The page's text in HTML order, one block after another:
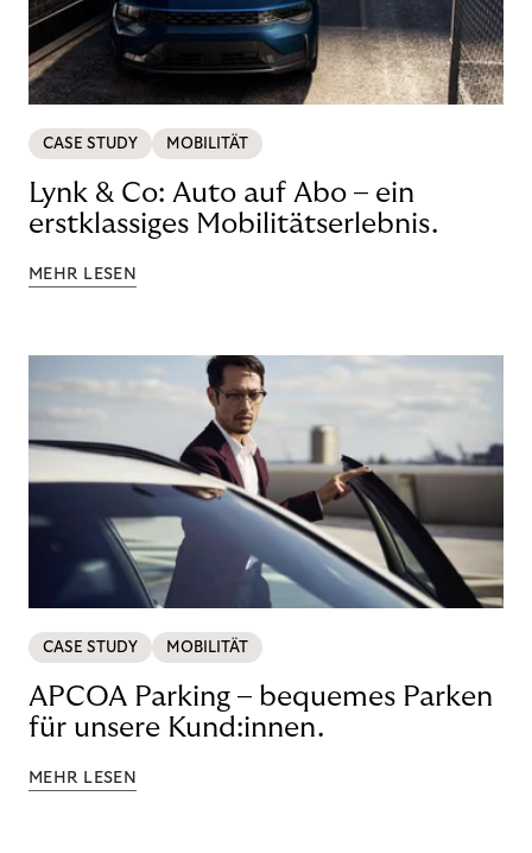
CASE STUDY MOBILITÄT
Lynk & Co: Auto auf Abo – ein
erstklassiges Mobilitätserlebnis.
MEHR LESEN
CASE STUDY MOBILITÄT
APCOA Parking – bequemes Parken
für unsere Kund:innen.
MEHR LESEN